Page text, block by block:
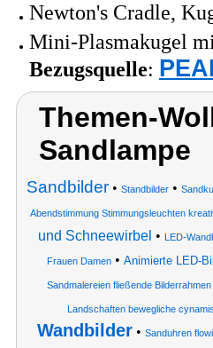
Newton's Cradle,
Mini-Plasmakugel
Bezugsquelle:
Themen-
Sandlampe
Sandbilder • Standbilder •
Abendstimmung Stimmungsleuchten
und Schneewirbel • LED-
Frauen Damen• Animierte LED-
Sandmalereien fließende
Landschaften bewegliche
Wandbilder• Sanduhren